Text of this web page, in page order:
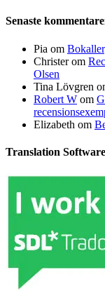
Senaste
Pia om
Christerom
Olsen
Tina Lövgren
Robert W om
Elizabeth om
Translation Software